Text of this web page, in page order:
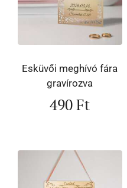
Esküvői meghívó fára
gravírozva
490Ft